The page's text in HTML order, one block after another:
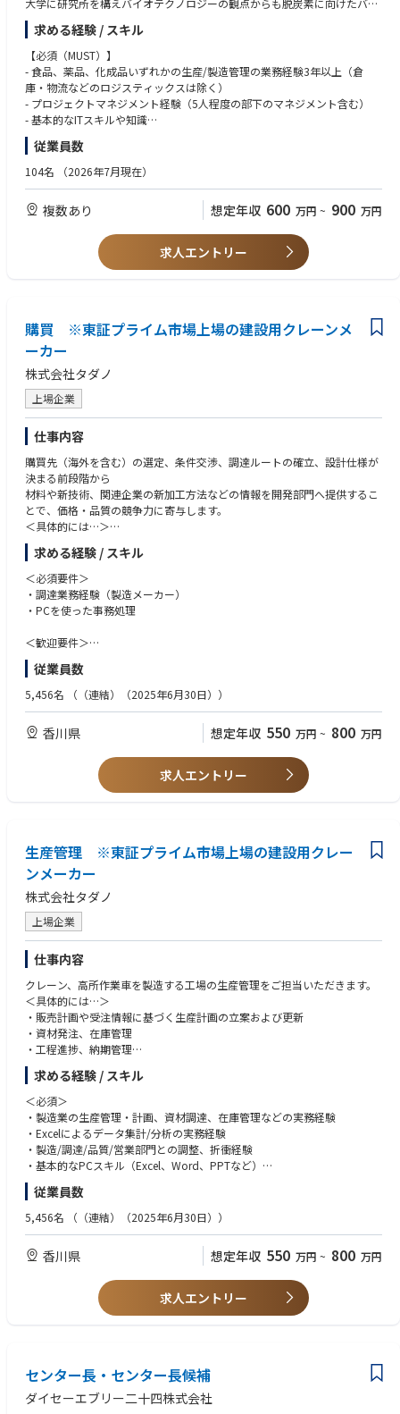
知的財産・機密保持の管理
大学に研究所を構えバイオテクノロジーの観点からも脱炭素に向けたバイ
オスティミュラントという新たな農業資材開発などを行なっています。
現在、食品残渣から新規農業資材の開発に成功し、事業拡大にあたって、
サプライチェーン構築・運用業務全般を担当する方を募集します。
主な業務は以下のとおりです。適正や状況により下記以外の業務をお願い
する場合もございます。
- サプライチェーンの構築と計画立案、実行管理、効率化
- 原料保管、品質保証の構築
- 原料、資材在庫管理
- 受発注業務
求める経験 / スキル
【必須（MUST）】
- 食品、薬品、化成品いずれかの生産/製造管理の業務経験3年以上（倉
庫・物流などのロジスティックスは除く）
- プロジェクトマネジメント経験（5人程度の部下のマネジメント含む）
- 基本的なITスキルや知識
- 以下のシステム等を利用します。
Googleスプレッドシート、ドキュメント
Microsoft Office（Excel、PowerPoint、Word）
【歓迎（WANT）】
- 農学にご関心のある方
- 英語力（読み書きレベル）
従業員数
104名 （2026年7月現在）
複数あり 想定年収 600 万円 ~ 900 万円
求人エントリー
購買 ※東証プライム市場上場の建設用クレーンメ
ーカー
株式会社タダノ
上場企業
仕事内容
購買先（海外を含む）の選定、条件交渉、調達ルートの確立、設計仕様が
決まる前段階から
材料や新技術、関連企業の新加工方法などの情報を開発部門へ提供するこ
とで、価格・品質の競争力に寄与します。
＜具体的には…＞
・既存部品のVEによるコストダウン
・クレーン部品調達（国内・海外）採用のため、社内関係部署への提案
・当社、製作図面とサプライヤ見積りとの妥当性検証（査定）
・品質に関する社内窓口業務（社内品質関係部署との連携）
・当社指定納期に対する納期管理
調達する部品の機能やお客様から求められる品質・技術は日進月歩で進化
しています。
購買先と対等に交渉を進めるためには、最新の情報を逐次取り入れ、常に
学習し、成長し続ける姿勢が求められます。
求める経験 / スキル
＜必須要件＞
・調達業務経験（製造メーカー）
・PCを使った事務処理
＜歓迎要件＞
・海外サプライヤとの交渉（英語）
・VEリーダー
・溶接構造物、機械加工品、自動車部品/油圧部品、電子部品等の知識
従業員数
5,456名 （（連結）（2025年6月30日））
香川県 想定年収 550 万円 ~ 800 万円
求人エントリー
生産管理 ※東証プライム市場上場の建設用クレー
ンメーカー
株式会社タダノ
上場企業
仕事内容
クレーン、高所作業車を製造する工場の生産管理をご担当いただきます。
＜具体的には…＞
・販売計画や受注情報に基づく生産計画の立案および更新
・資材発注、在庫管理
・工程進捗、納期管理
・実績データ分析と改善課題抽出
・関係部門連携によるトラブル対応
・生産管理システムやExcelを用いたデータ登録およびメンテナンス
◆業務のやりがい・魅力
あらゆる生産要素（人、工程、部品など）に目を配り、工場を円滑に動か
す司令塔しての役割を果たすことができます。
できます。
求める経験 / スキル
＜必須＞
・製造業の生産管理・計画、資材調達、在庫管理などの実務経験
・Excelによるデータ集計/分析の実務経験
・製造/調達/品質/営業部門との調整、折衝経験
・基本的なPCスキル（Excel、Word、PPTなど）
＜歓迎＞
・生産計画立案/進捗・納期管理、工程調整の経験者
・資材や原材料の購買・調達業務、在庫最適化の経験
ジェクト経験
・生産管理システム（ERP／MESなど）の運用経験
・海外拠点との対応(英語)
従業員数
5,456名 （（連結）（2025年6月30日））
香川県 想定年収 550 万円 ~ 800 万円
求人エントリー
センター長・センター長候補
ダイセーエブリー二十四株式会社